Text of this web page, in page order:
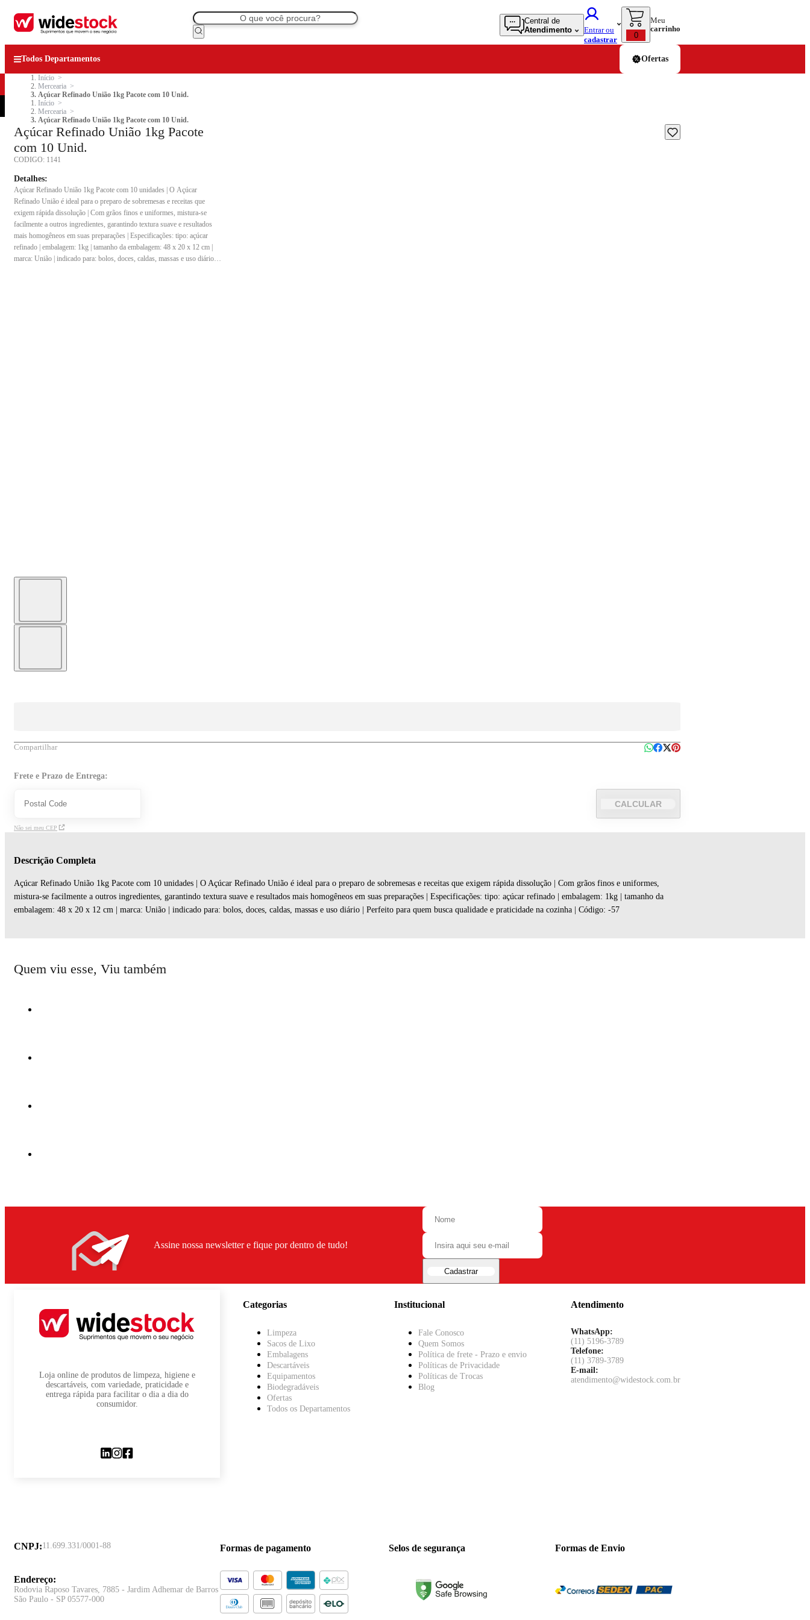
Central de
Atendimento
Entrar ou
cadastrar
0
Meu
carrinho
Todos Departamentos Ofertas
Início
Mercearia
Açúcar Refinado União 1kg Pacote com 10 Unid.
Início
Mercearia
Açúcar Refinado União 1kg Pacote com 10 Unid.
Açúcar Refinado União 1kg Pacote
com 10 Unid.
CODIGO: 1141
Detalhes:
Açúcar Refinado União 1kg Pacote com 10 unidades | O Açúcar
Refinado União é ideal para o preparo de sobremesas e receitas que
exigem rápida dissolução | Com grãos finos e uniformes, mistura-se
facilmente a outros ingredientes, garantindo textura suave e resultados
mais homogêneos em suas preparações | Especificações: tipo: açúcar
refinado | embalagem: 1kg | tamanho da embalagem: 48 x 20 x 12 cm |
marca: União | indicado para: bolos, doces, caldas, massas e uso diário |
Compartilhar
Frete e Prazo de Entrega:
CALCULAR
Não sei meu CEP
Descrição Completa
Açúcar Refinado União 1kg Pacote com 10 unidades | O Açúcar Refinado União é ideal para o preparo de sobremesas e receitas que exigem rápida dissolução | Com grãos finos e uniformes,
mistura-se facilmente a outros ingredientes, garantindo textura suave e resultados mais homogêneos em suas preparações | Especificações: tipo: açúcar refinado | embalagem: 1kg | tamanho da
embalagem: 48 x 20 x 12 cm | marca: União | indicado para: bolos, doces, caldas, massas e uso diário | Perfeito para quem busca qualidade e praticidade na cozinha | Código: -57
Quem viu esse, Viu também
Assine nossa newsletter e fique por dentro de tudo!
Cadastrar
Loja online de produtos de limpeza, higiene e
descartáveis, com variedade, praticidade e
entrega rápida para facilitar o dia a dia do
consumidor.
Categorias
Limpeza
Sacos de Lixo
Embalagens
Descartáveis
Equipamentos
Biodegradáveis
Ofertas
Todos os Departamentos
Institucional
Fale Conosco
Quem Somos
Política de frete - Prazo e envio
Políticas de Privacidade
Políticas de Trocas
Blog
Atendimento
WhatsApp:
(11) 5196-3789
Telefone:
(11) 3789-3789
E-mail:
atendimento@widestock.com.br
CNPJ:11.699.331/0001-88
Endereço:
Rodovia Raposo Tavares, 7885 - Jardim Adhemar de Barros
São Paulo - SP 05577-000
Formas de pagamento Selos de segurança Formas de Envio